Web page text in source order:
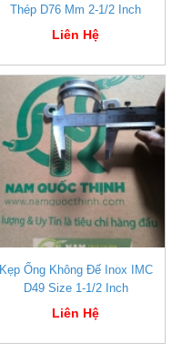
Thép D76 Mm 2-1/2 Inch
Liên Hệ
Kẹp Ống Không Đế Inox IMC
D49 Size 1-1/2 Inch
Liên Hệ